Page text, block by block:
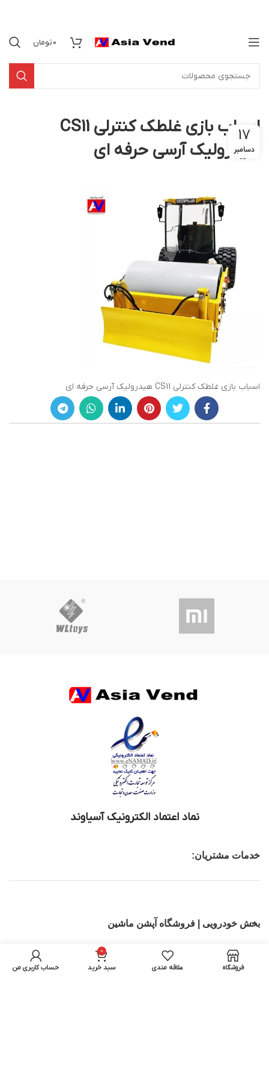
0تومان
اسباب بازی غلطک کنترلی CS11
هیدرولیک آرسی حرفه ای
17
دسامبر
اسباب بازی غلطک کنترلی CS11 هیدرولیک آرسی حرفه ای
نماد اعتماد الکترونیک آسیاوند
خدمات مشتریان:
بخش خودرویی | فروشگاه آپشن ماشین
تجهیزات IT
فروشگاه علاقه مندی
0
سبد خرید حساب کاربری من